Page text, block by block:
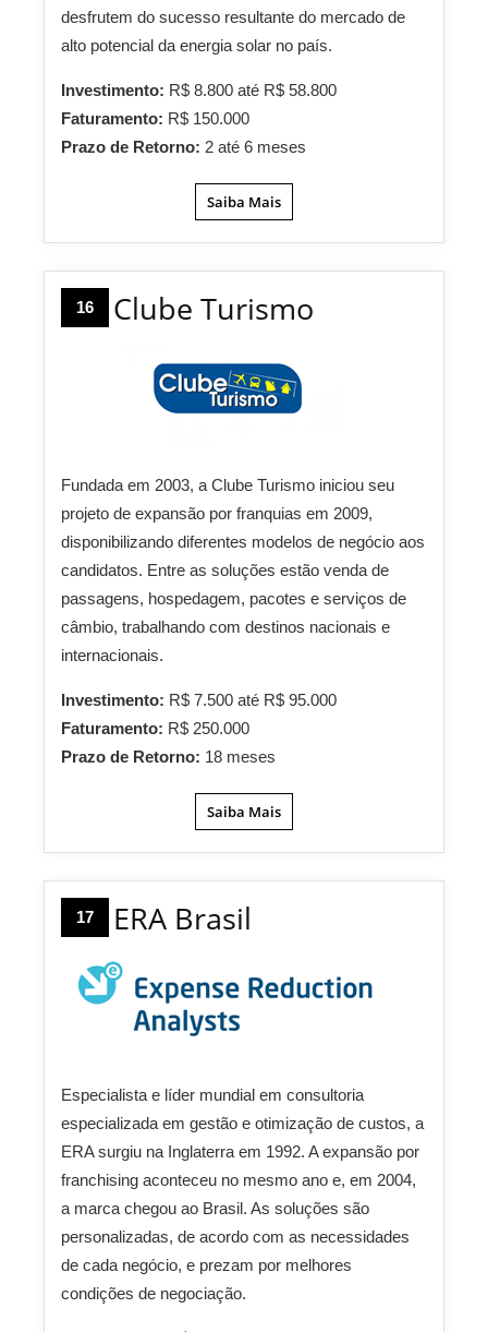
desfrutem do sucesso resultante do mercado de
alto potencial da energia solar no país.
Investimento: R$ 8.800 até R$ 58.800
Faturamento: R$ 150.000
Prazo de Retorno: 2 até 6 meses
Saiba Mais
16 Clube Turismo
Fundada em 2003, a Clube Turismo iniciou seu
projeto de expansão por franquias em 2009,
disponibilizando diferentes modelos de negócio aos
candidatos. Entre as soluções estão venda de
passagens, hospedagem, pacotes e serviços de
câmbio, trabalhando com destinos nacionais e
internacionais.
Investimento: R$ 7.500 até R$ 95.000
Faturamento: R$ 250.000
Prazo de Retorno: 18 meses
Saiba Mais
17 ERA Brasil
Especialista e líder mundial em consultoria
especializada em gestão e otimização de custos, a
ERA surgiu na Inglaterra em 1992. A expansão por
franchising aconteceu no mesmo ano e, em 2004,
a marca chegou ao Brasil. As soluções são
personalizadas, de acordo com as necessidades
de cada negócio, e prezam por melhores
condições de negociação.